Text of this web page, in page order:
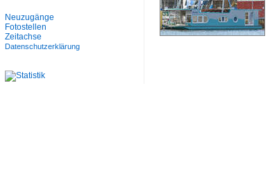
Neuzugänge
Fotostellen
Zeitachse
Datenschutzerklärung